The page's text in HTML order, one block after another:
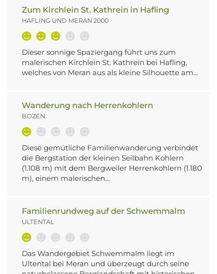
Zum Kirchlein St. Kathrein in Hafling
HAFLING UND MERAN 2000
Dieser sonnige Spaziergang führt uns zum
malerischen Kirchlein St. Kathrein bei Hafling,
welches von Meran aus als kleine Silhouette am...
Wanderung nach Herrenkohlern
BOZEN
Diese gemütliche Familienwanderung verbindet
die Bergstation der kleinen Seilbahn Kohlern
(1.108 m) mit dem Bergweiler Herrenkohlern (1.180
m), einem malerischen...
Familienrundweg auf der Schwemmalm
ULTENTAL
Das Wandergebiet Schwemmalm liegt im
Ultental bei Meran und überzeugt durch seine